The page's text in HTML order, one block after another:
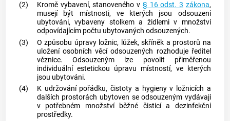
(2)
Kromě vybavení, stanoveného v § 16 odst. 3 zákona,
musejí být místnosti, ve kterých jsou odsouzení
ubytováni, vybaveny stolkem a židlemi v množství
odpovídajícím počtu ubytovaných odsouzených.
(3)
O způsobu úpravy ložnic, lůžek, skříněk a prostorů na
uložení osobních věcí odsouzených rozhoduje ředitel
věznice. Odsouzeným lze povolit přiměřenou
individuální estetickou úpravu místností, ve kterých
jsou ubytováni.
(4)
K udržování pořádku, čistoty a hygieny v ložnicích a
dalších prostorách ubytoven se odsouzeným vydávají
v potřebném množství běžné čisticí a dezinfekční
prostředky.